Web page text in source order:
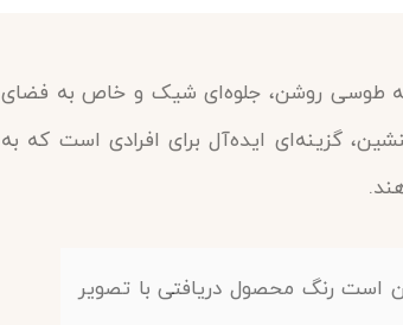
طراحی جذاب و زمینه طوسی روشن، جلوه‌ای شیک و خاص به فضای
گزینه‌ای ایده‌آل برای افرادی است که به
است رنگ محصول دریافتی با تصویر